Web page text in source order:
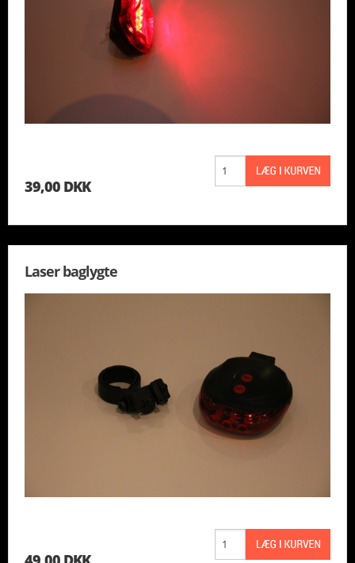
39,00 DKK
Laser baglygte